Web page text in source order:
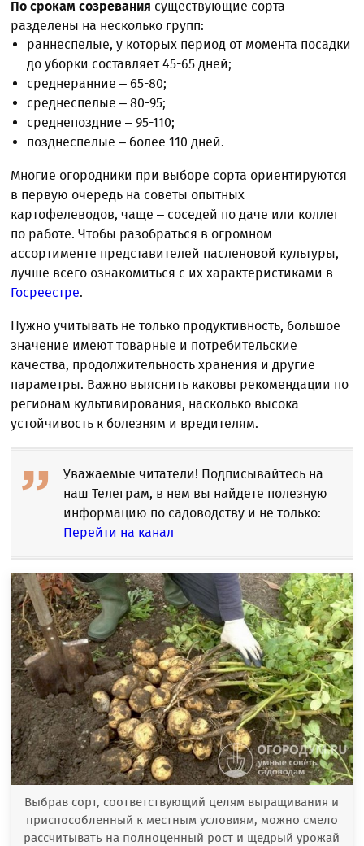
По срокам созревания существующие сорта
разделены на несколько групп:
раннеспелые, у которых период от момента посадки
до уборки составляет 45-65 дней;
среднеранние – 65-80;
среднеспелые – 80-95;
среднепоздние – 95-110;
позднеспелые – более 110 дней.
Многие огородники при выборе сорта ориентируются
в первую очередь на советы опытных
картофелеводов, чаще – соседей по даче или коллег
по работе. Чтобы разобраться в огромном
ассортименте представителей пасленовой культуры,
лучше всего ознакомиться с их характеристиками в
Госреестре.
Нужно учитывать не только продуктивность, большое
значение имеют товарные и потребительские
качества, продолжительность хранения и другие
параметры. Важно выяснить каковы рекомендации по
регионам культивирования, насколько высока
устойчивость к болезням и вредителям.
Уважаемые читатели! Подписывайтесь на
наш Телеграм, в нем вы найдете полезную
информацию по садоводству и не только:
Перейти на канал
Выбрав сорт, соответствующий целям выращивания и
приспособленный к местным условиям, можно смело
рассчитывать на полноценный рост и щедрый урожай